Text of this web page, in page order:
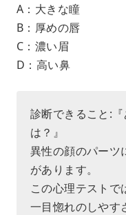
A：大きな瞳
B：厚めの唇
C：濃い眉
D：高い鼻
診断できること:
は？』
異性の顔のパーツ
があります。
この心理テストで
一目惚れのしやす